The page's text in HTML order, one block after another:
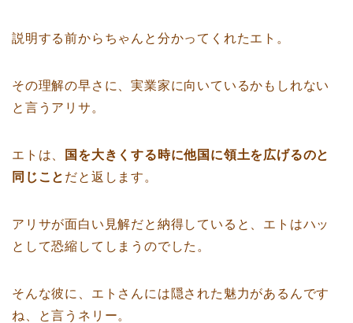
説明する前からちゃんと分かってくれたエト。
その理解の早さに、実業家に向いているかもしれない
と言うアリサ。
エトは、
国を大きくする時に他国に領土を広げるのと
同じこと だと返します。
アリサが面白い見解だと納得していると、エトはハッ
として恐縮してしまうのでした。
そんな彼に、エトさんには隠された魅力があるんです
ね、と言うネリー。